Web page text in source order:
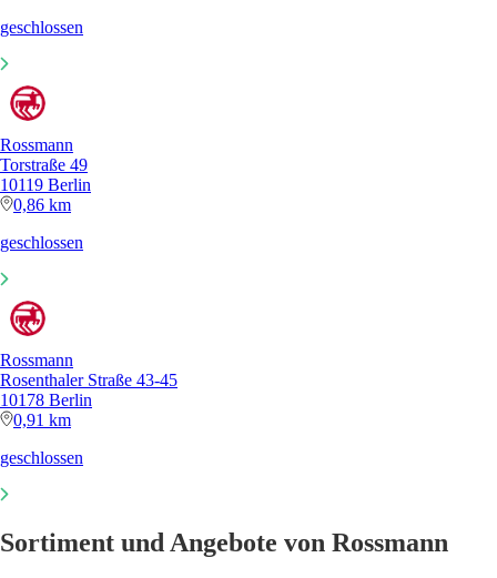
geschlossen
Rossmann
Torstraße 49
10119 Berlin
0,86 km
geschlossen
Rossmann
Rosenthaler Straße 43-45
10178 Berlin
0,91 km
geschlossen
Sortiment und Angebote von Rossmann